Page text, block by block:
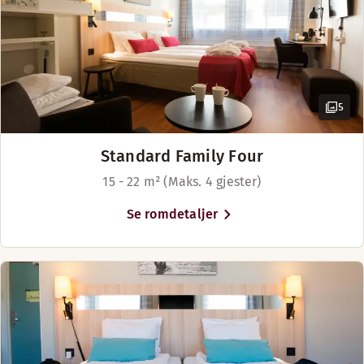
5
Standard Family Four
15 - 22 m² (Maks. 4 gjester)
Se romdetaljer